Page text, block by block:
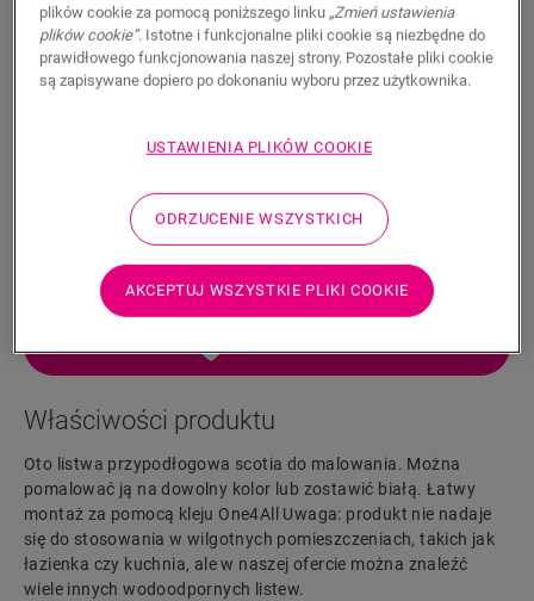
Listwa Scotia do malowania
AKCESORIA DO PODŁOGI LAMINOWANEJ
Sugerowana cena brutto
WYSZUKAJ
Właściwości produktu
Oto listwa przypodłogowa scotia do malowania. Można
pomalować ją na dowolny kolor lub zostawić białą. Łatwy
montaż za pomocą kleju One4All Uwaga: produkt nie nadaje
się do stosowania w wilgotnych pomieszczeniach, takich jak
łazienka czy kuchnia, ale w naszej ofercie można znaleźć
wiele innych wodoodpornych listew.
plików cookie za pomocą poniższego linku „Zmień ustawienia
plików cookie”. Istotne i funkcjonalne pliki cookie są niezbędne do
prawidłowego funkcjonowania naszej strony. Pozostałe pliki cookie
są zapisywane dopiero po dokonaniu wyboru przez użytkownika.
USTAWIENIA PLIKÓW COOKIE
ODRZUCENIE WSZYSTKICH
AKCEPTUJ WSZYSTKIE PLIKI COOKIE